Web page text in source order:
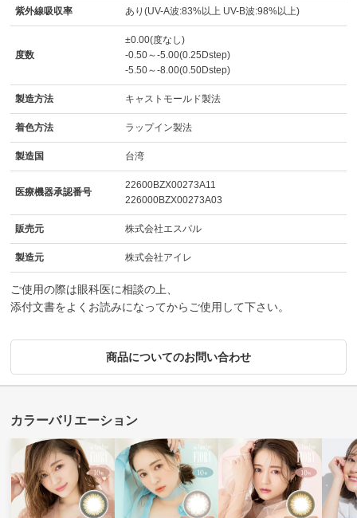
紫外線吸収率 あり(UV-A波:83%以上 UV-B波:98%以上)
度数
±0.00(度なし)
-0.50～-5.00(0.25Dstep)
-5.50～-8.00(0.50Dstep)
製造方法 キャストモールド製法
着色方法 ラップイン製法
製造国 台湾
医療機器承認番号
22600BZX00273A11
226000BZX00273A03
販売元 株式会社エスパル
製造元 株式会社アイレ
ご使用の際は眼科医に相談の上、
添付文書をよくお読みになってからご使用して下さい。
商品についてのお問い合わせ